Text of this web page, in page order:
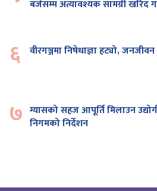
बजेसम्म अत्यावश्यक सामग्री खरिद
६ वीरगञ्जमा निषेधाज्ञा हट्यो,
७ ग्यासको सहज आपूर्ति मिलाउन
निगमको निर्देशन